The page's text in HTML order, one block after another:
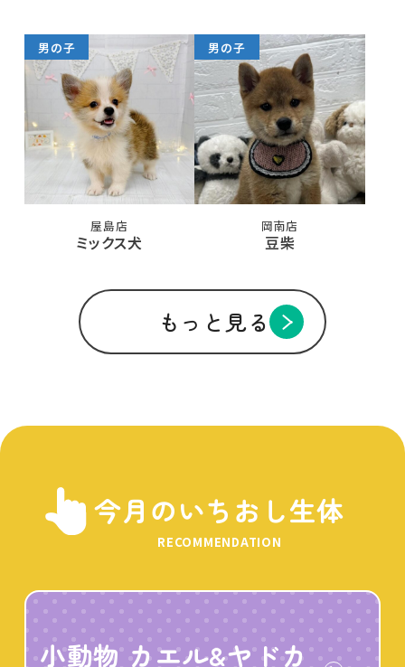
男の子
屋島店
ミックス犬
男の子
岡南店
豆柴
もっと見る
今月のいちおし生体
RECOMMENDATION
小動物 カエル&ヤドカ